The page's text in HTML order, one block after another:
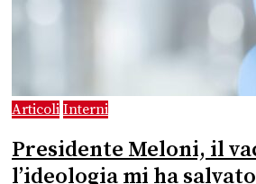
Articoli Interni
Presidente Meloni, il
l’ideologia mi ha